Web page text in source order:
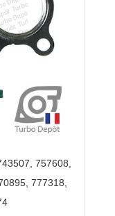
757608,
777318,